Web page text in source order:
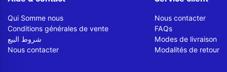
Qui Somme nous
Conditions générales de vente
شروط البيع
Nous contacter
Nous contacter
FAQs
Modes de livraison
Modalités de retour